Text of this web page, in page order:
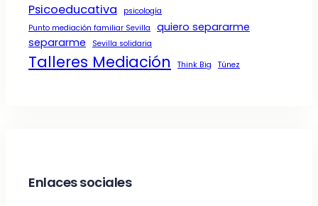
Psicoeducativa
psicología
Punto mediación familiar Sevilla
quiero separarme
separarme
Sevilla solidaria
Talleres Mediación Think Big Túnez
Enlaces sociales